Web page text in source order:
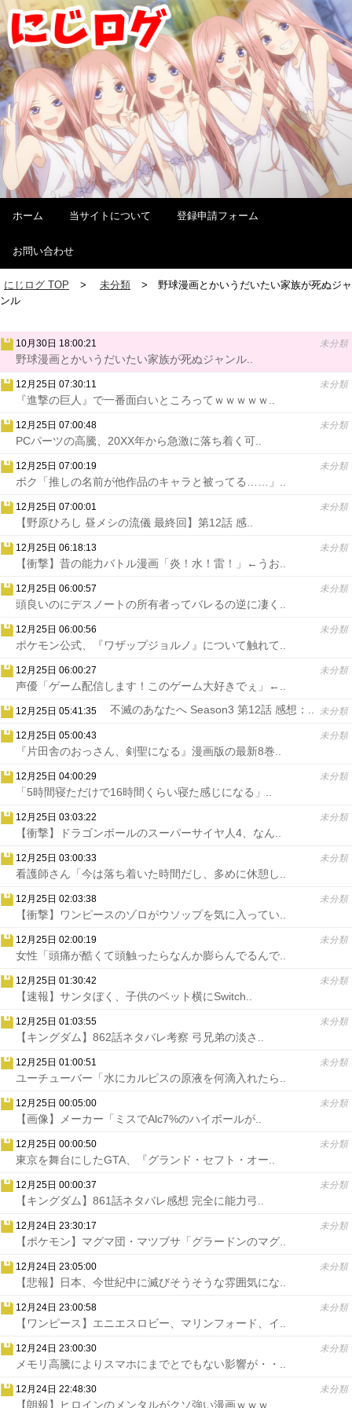
ホーム 当サイトについて 登録申請フォーム
お問い合わせ
にじログ TOP 未分類
野球漫画とかいうだいたい家族が死ぬジャ
ンル
10月30日 18:00:21 未分類
野球漫画とかいうだいたい家族が死ぬジャンル..
12月25日 07:30:11 未分類
『進撃の巨人』で一番面白いところってｗｗｗｗｗ..
12月25日 07:00:48 未分類
PCパーツの高騰、20XX年から急激に落ち着く可..
12月25日 07:00:19 未分類
ボク「推しの名前が他作品のキャラと被ってる……」..
12月25日 07:00:01 未分類
【野原ひろし 昼メシの流儀 最終回】第12話 感..
12月25日 06:18:13 未分類
【衝撃】昔の能力バトル漫画「炎！水！雷！」←うお..
12月25日 06:00:57 未分類
頭良いのにデスノートの所有者ってバレるの逆に凄く..
12月25日 06:00:56 未分類
ポケモン公式、『ワザップジョルノ』について触れて..
12月25日 06:00:27 未分類
声優「ゲーム配信します！このゲーム大好きでぇ」←..
12月25日 05:41:35 未分類
不滅のあなたへ Season3 第12話 感想：..
12月25日 05:00:43 未分類
『片田舎のおっさん、剣聖になる』漫画版の最新8巻..
12月25日 04:00:29 未分類
「5時間寝ただけで16時間くらい寝た感じになる」..
12月25日 03:03:22 未分類
【衝撃】ドラゴンボールのスーパーサイヤ人4、なん..
12月25日 03:00:33 未分類
看護師さん「今は落ち着いた時間だし、多めに休憩し..
12月25日 02:03:38 未分類
【衝撃】ワンピースのゾロがウソップを気に入ってい..
12月25日 02:00:19 未分類
女性「頭痛が酷くて頭触ったらなんか膨らんでるんで..
12月25日 01:30:42 未分類
【速報】サンタぼく、子供のベット横にSwitch..
12月25日 01:03:55 未分類
【キングダム】862話ネタバレ考察 弓兄弟の淡さ..
12月25日 01:00:51 未分類
ユーチューバー「水にカルピスの原液を何滴入れたら..
12月25日 00:05:00 未分類
【画像】メーカー「ミスでAlc7%のハイボールが..
12月25日 00:00:50 未分類
東京を舞台にしたGTA、『グランド・セフト・オー..
12月25日 00:00:37 未分類
【キングダム】861話ネタバレ感想 完全に能力弓..
12月24日 23:30:17 未分類
【ポケモン】マグマ団・マツブサ「グラードンのマグ..
12月24日 23:05:00 未分類
【悲報】日本、今世紀中に滅びそうそうな雰囲気にな..
12月24日 23:00:58 未分類
【ワンピース】エニエスロビー、マリンフォード、イ..
12月24日 23:00:30 未分類
メモリ高騰によりスマホにまでとでもない影響が・・..
12月24日 22:48:30 未分類
【朗報】ヒロインのメンタルがクソ強い漫画ｗｗｗ..